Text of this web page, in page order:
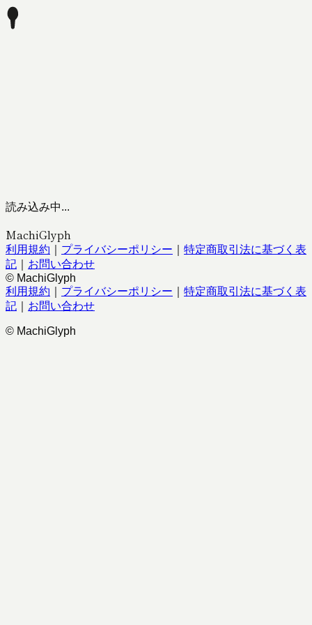
読み込み中...
MachiGlyph
利用規約 プライバシーポリシー
特定商取引法に基づく表
記
お問い合わせ
© MachiGlyph
利用規約
プライバシーポリシー
特定商取引法に基づく表
記
お問い合わせ
© MachiGlyph